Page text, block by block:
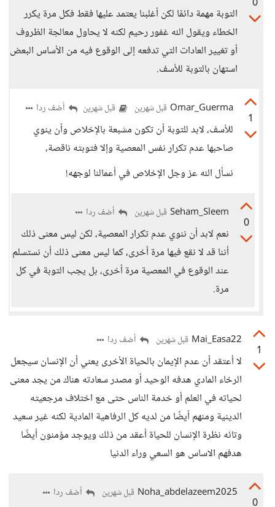
0
التوبة مهمة دائمًا لكن أغلبنا يعتمد عليها فقط فكل مرة يكرر
الخطاء ويقول الله غفور رحيم لكنه لا يحاول معالجة الظروف
أو تغيير العادات التي تدفعه إلى الوقوع فيه من الأساس البعض
استهان بالتوبة للأسف.
1
Omar_Guerma قبل شهرين قبل شهرين أضف ردا
للأسف، لابد للتوبة أن تكون مشبعة بالإخلاص وأن ينوي
صاحبها عدم تكرار نفس المعصية وإلا فتوبته ناقصة،
نسأل الله عز وجل الإخلاص في أعمالنا لوجهه!
0
Seham_Sleem قبل شهرين أضف ردا
نعم لابد أن ننوي عدم تكرار المعصية، لكن ليس معنى ذلك
أننا قد لا نقع فيها مرة أخرى، كما ليس معنى ذلك أن نستسلم
عند الوقوع في المعصية مرة أخرى، بل يجب التوبة في كل
مرة.
1
Mai_Easa22 قبل شهرين أضف ردا
لا أعتقد أن عدم الإيمان بالحياة الأخرى يعني أن الإنسان سيجعل
الرخاء المادي هدفه الوحيد أو مصدر سعادته هناك من يجد معنى
لحياته في العلم أو خدمة الناس حتى مع اختلاف مرجعيته
الدينية ومنهم أيضًا من لديه كل الرفاهية المادية لكنه غير سعيد
وتائه نظرة الإنسان للحياة أعقد من ذلك ويوجد مؤمنون أيضًا
هدفهم الاساس هو السعي وراء الدنيا
0
Noha_abdelazeem2025 قبل شهرين أضف ردا